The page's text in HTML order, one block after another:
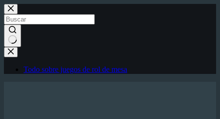
Saltar
al
contenido
Sin
resultados
Todo sobre juegos de rol de mesa